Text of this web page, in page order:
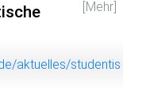
[Mehr]
aktuelles/studentis